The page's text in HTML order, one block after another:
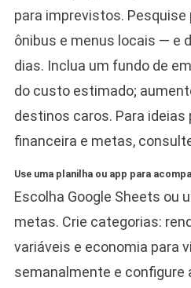
para imprevistos.
ônibus e menus locais — e
dias. Inclua um fundo de
do custo estimado;
destinos caros. Para
financeira e metas,
Use uma planilha ou app para
Escolha Google Sheets ou
metas. Crie categorias:
variáveis e economia para
semanalmente e